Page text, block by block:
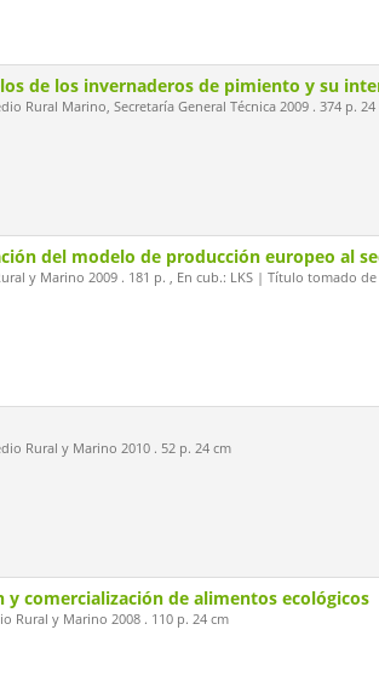
de los invernaderos de pimiento y su
Rural Marino, Secretaría General Técnica 2009 . 374 p. 24
del modelo de producción europeo al
y Marino 2009 . 181 p. , En cub.: LKS | Título tomado
Rural y Marino 2010 . 52 p. 24 cm
comercialización de alimentos ecológicos
y Marino 2008 . 110 p. 24 cm